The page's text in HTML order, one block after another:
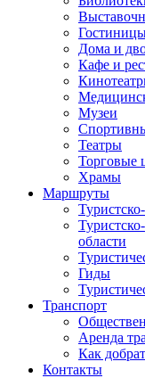
Дома и
Кафе и
Музеи
Театры
Торговые
Храмы
Маршруты
области
Гиды
Транспорт
Аренда
Как
Контакты